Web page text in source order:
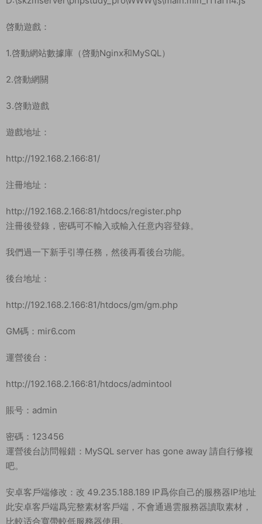
遊戲地址：
http://192.168.2.166:81/
注冊地址：
http://192.168.2.166:81/htdocs/register.php
GM碼：mir6.com
運營後台：
http://192.168.2.166:81/htdocs/admintool
賬号：admin
密碼：123456
吧。
安卓客戶端修改：改 49.235.188.189 IP爲你自己的服務器IP地址
比較适合寬帶較低服務器使用。
服務器IP地址。
\assets\wwww\js\main.min_19e5a390.js
全部拖動出來一起改，在一路目錄裏，修改好後一起拖動進去替
換。